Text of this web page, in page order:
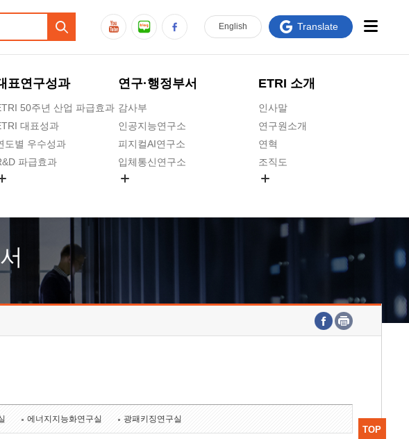
표연구성과
50주년 산업 파급효과
대표성과
도별 우수성과
파급효과
연구·행정부서
감사부
인공지능연구소
피지컬AI연구소
입체통신연구소
호남권연구본부
기획본부
ETRI 소개
인사말
연구원소개
연혁
조직도
연구원 고객헌장
주요업무연락처
English Translate
에너지지능화연구실 광패키징연구실
TOP